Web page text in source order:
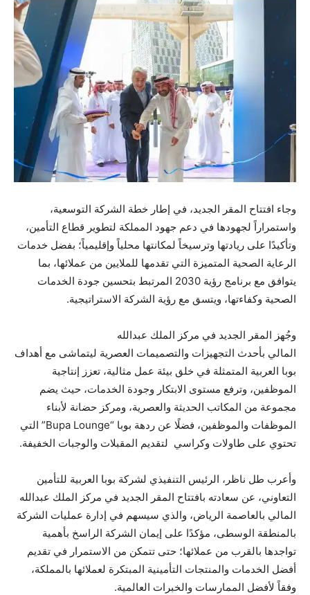
وجاء افتتاح المقر الجديد، في إطار خطة الشركة التوسعية،
واستمراراً لجهودها في دعم جهود المملكة لتطوير قطاع التأمين،
وتأكيدًا على ريادتها وترسيخاً لمكانتها محلياً وإقليمياً؛ بفضل خدمات
الرعاية الصحية المتميزة التي تقدمها للملايين من عملائها، بما
يتوافق مع برنامج رؤية 2030 المرتبط بتحسين جودة الخدمات
الصحية وكفاءتها، ويتسق مع رؤية الشركة الاستراتيجية.
وجُهز المقر الجديد في مركز الملك عبدالله
المالي بأحدث التجهيزات والتصميمات العصرية ليتماشى مع أهداف
بوبا العربية المتمثلة في خلق بيئة عمل مثالية، تعزز إنتاجية
الموظفين، وترفع مستوى الابتكار وجودة الخدمات، حيث يضم
مجموعة من المكاتب الحديثة والعصرية، ومركز حضانة لأبناء
الموظفات والموظفين، فضلًا عن ردهة بوبا “Bupa Lounge” التي
تحتوي على طاولات وكراسي لتقديم المقبلات والوجبات الخفيفة.
وأعرب طل ناظر، الرئيس التنفيذي لشركة بوبا العربية للتأمين
التعاوني، عن سعادته بافتتاح المقر الجديد في مركز الملك عبدالله
المالي بالعاصمة الرياض، والذي سيسهم في إدارة عمليات الشركة
بالمنطقة الوسطى، مؤكدًا على إيمان الشركة الراسخ بأهمية
تواجدها بالقرب من عملائها؛ حتى تتمكن من الاستمرار في تقديم
أفضل الخدمات والمنتجات التأمينية المبتكرة لعملائها بالمملكة،
وفقاً لأفضل الممارسات والخبرات العالمية.